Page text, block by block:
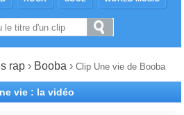
rap › Booba › Clip Une vie de Booba
vie : la vidéo